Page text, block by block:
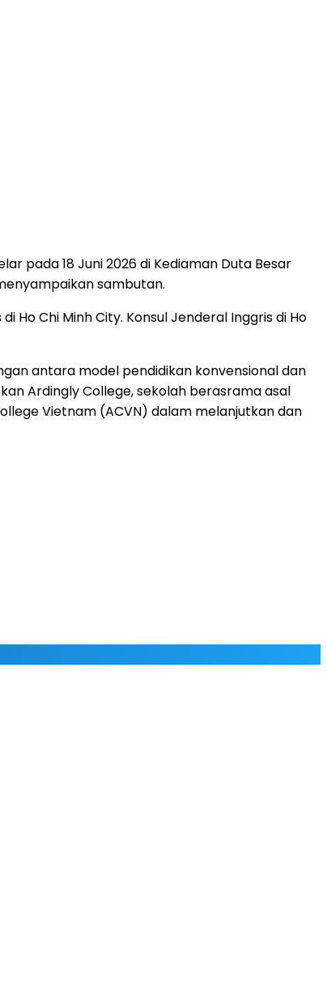
pada 18 Juni 2026 di Kediaman Duta Besar
sambutan.
Ho Chi Minh City. Konsul Jenderal Inggris di Ho
antara model pendidikan konvensional dan
Ardingly College, sekolah berasrama asal
Vietnam (ACVN) dalam melanjutkan dan